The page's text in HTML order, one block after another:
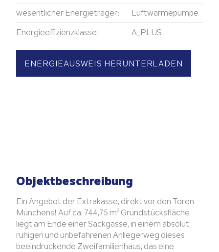
wesentlicher Energieträger:
Luftwärmepumpe
Energieeffizienzklasse:
A_PLUS
ENERGIEAUSWEIS HERUNTERLADEN
Objektbeschreibung
Ein Angebot der Extrakasse, direkt vor den Toren
Münchens! Auf ca. 744,75 m² Grundstücksfläche
liegt am Ende einer Sackgasse, in einem absolut
ruhigen und unbefahrenen Anliegerweg dieses
beeindruckende Zweifamilienhaus, das eine